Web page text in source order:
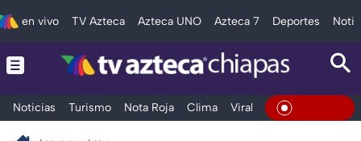
en vivo TV Azteca Azteca UNO Azteca 7 Deportes
Noticias Turismo Nota Roja Clima Viral y Tendencia En Vivo